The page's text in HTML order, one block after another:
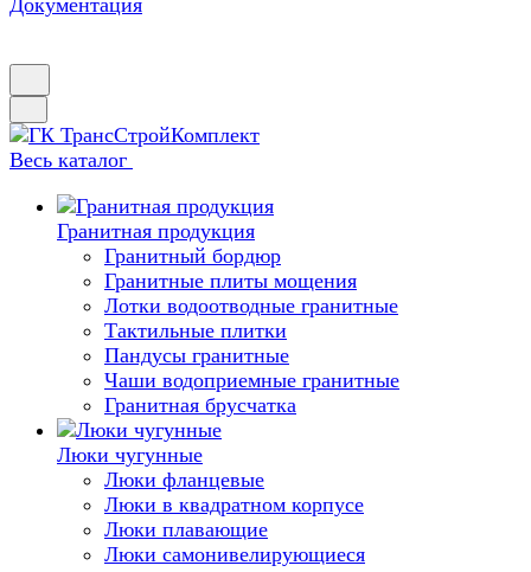
Документация
Весь каталог
Гранитная продукция
Гранитный бордюр
Гранитные плиты мощения
Лотки водоотводные гранитные
Тактильные плитки
Пандусы гранитные
Чаши водоприемные гранитные
Гранитная брусчатка
Люки чугунные
Люки фланцевые
Люки в квадратном корпусе
Люки плавающие
Люки самонивелирующиеся